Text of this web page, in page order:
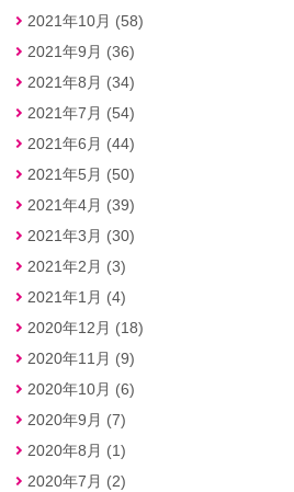
2021年10月 (58)
2021年9月 (36)
2021年8月 (34)
2021年7月 (54)
2021年6月 (44)
2021年5月 (50)
2021年4月 (39)
2021年3月 (30)
2021年2月 (3)
2021年1月 (4)
2020年12月 (18)
2020年11月 (9)
2020年10月 (6)
2020年9月 (7)
2020年8月 (1)
2020年7月 (2)